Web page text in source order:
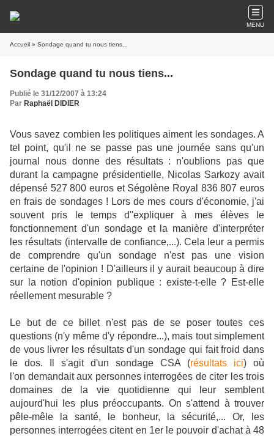
MENU
Accueil » Sondage quand tu nous tiens...
Sondage quand tu nous tiens...
Publié le 31/12/2007 à 13:24
Par Raphaël DIDIER
Vous savez combien les politiques aiment les sondages. A
tel point, qu'il ne se passe pas une journée sans qu'un
journal nous donne des résultats : n'oublions pas que
durant la campagne présidentielle, Nicolas Sarkozy avait
dépensé 527 800 euros et Ségolène Royal 836 807 euros
en frais de sondages ! Lors de mes cours d'économie, j'ai
souvent pris le temps d''expliquer à mes élèves le
fonctionnement d'un sondage et la manière d'interpréter
les résultats (intervalle de confiance,...). Cela leur a permis
de comprendre qu'un sondage n'est pas une vision
certaine de l'opinion ! D'ailleurs il y aurait beaucoup à dire
sur la notion d'opinion publique : existe-t-elle ? Est-elle
réellement mesurable ?
Le but de ce billet n'est pas de se poser toutes ces
questions (n'y même d'y répondre...), mais tout simplement
de vous livrer les résultats d'un sondage qui fait froid dans
le dos. Il s'agit d'un sondage CSA (résultats ici) où
l'on demandait aux personnes interrogées de citer les trois
domaines de la vie quotidienne qui leur semblent
aujourd'hui les plus préoccupants. On s'attend à trouver
pêle-mêle la santé, le bonheur, la sécurité,... Or, les
personnes interrogées citent en 1er le pouvoir d'achat à 48